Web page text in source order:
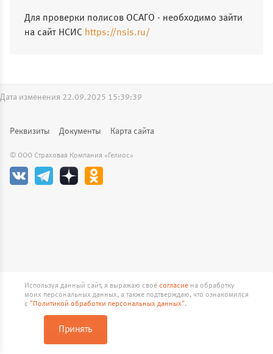
Для проверки полисов ОСАГО - необходимо зайти
на сайт НСИС https://nsis.ru/
Дата изменения 22.09.2025 15:39:39
© ООО Страховая Компания «Гелиос»
Реквизиты Документы Карта сайта
Продолжая работу с сайтом skgelios.ru, вы подтверждаете
использование сайтом cookies вашего браузера.
Подробнее
Используя данный сайт, я выражаю своё согласие на обработку
моих персональных данных, а также подтверждаю, что ознакомился
с "Политикой обработки персональных данных".
Принять